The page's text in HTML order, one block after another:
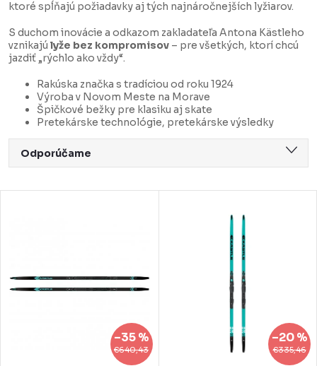
ktoré spĺňajú požiadavky aj tých najnáročnejších lyžiarov.
S duchom inovácie a odkazom zakladateľa Antona Kästleho
vznikajú lyže bez kompromisov – pre všetkých, ktorí chcú
jazdiť „rýchlo ako vždy“.
Rakúska značka s tradíciou od roku 1924
Výroba v Novom Meste na Morave
Špičkové bežky pre klasiku aj skate
Pretekárske technológie, pretekárske výsledky
R
a
i
Odporúčame
i
€640,43
–35 %
€335,46
–20 %